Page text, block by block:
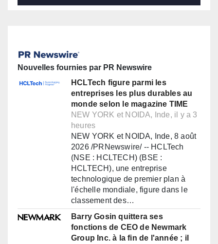
Nouvelles fournies par PR Newswire
HCLTech figure parmi les
entreprises les plus durables au
monde selon le magazine TIME
NEW YORK et NOIDA, Inde, il y a 3
heures
NEW YORK et NOIDA, Inde, 8 août
2026 /PRNewswire/ -- HCLTech
(NSE : HCLTECH) (BSE :
HCLTECH), une entreprise
technologique de premier plan à
l'échelle mondiale, figure dans le
classement des…
Barry Gosin quittera ses
fonctions de CEO de Newmark
Group Inc. à la fin de l'année ; il